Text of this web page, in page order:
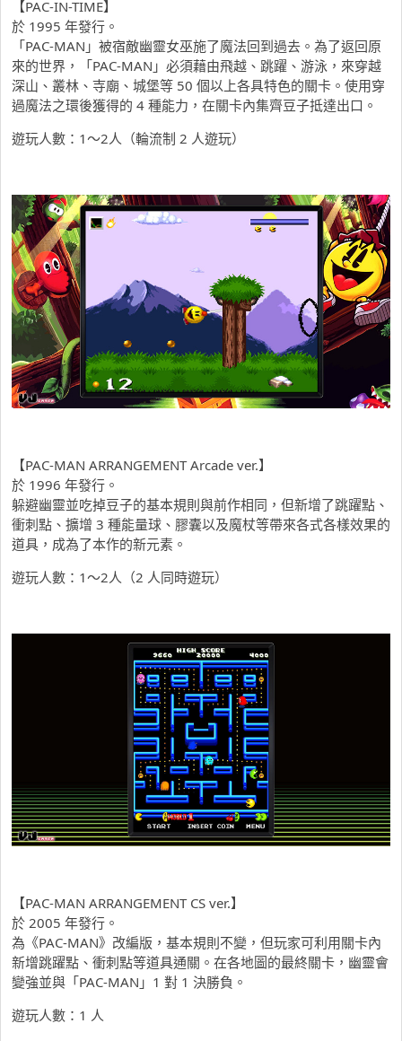
【PAC-IN-TIME】
於 1995 年發行。
「PAC-MAN」被宿敵幽靈女巫施了魔法回到過去。為了返回原
來的世界，「PAC-MAN」必須藉由飛越、跳躍、游泳，來穿越
深山、叢林、寺廟、城堡等 50 個以上各具特色的關卡。使用穿
過魔法之環後獲得的 4 種能力，在關卡內集齊豆子抵達出口。
遊玩人數：1～2人（輪流制 2 人遊玩）
【PAC-MAN ARRANGEMENT Arcade ver.】
於 1996 年發行。
躲避幽靈並吃掉豆子的基本規則與前作相同，但新增了跳躍點、
衝刺點、擴增 3 種能量球、膠囊以及魔杖等帶來各式各樣效果的
道具，成為了本作的新元素。
遊玩人數：1～2人（2 人同時遊玩）
【PAC-MAN ARRANGEMENT CS ver.】
於 2005 年發行。
為《PAC-MAN》改編版，基本規則不變，但玩家可利用關卡內
新增跳躍點、衝刺點等道具通關。在各地圖的最終關卡，幽靈會
變強並與「PAC-MAN」1 對 1 決勝負。
遊玩人數：1 人